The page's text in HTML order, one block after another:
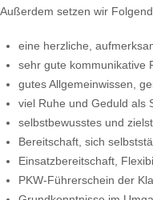
Außerdem setzen wir
eine herzliche,
sehr gute kommunikative
gutes Allgemeinwissen,
viel Ruhe und Geduld als
selbstbewusstes und
Bereitschaft, sich
Einsatzbereitschaft,
PKW-Führerschein der